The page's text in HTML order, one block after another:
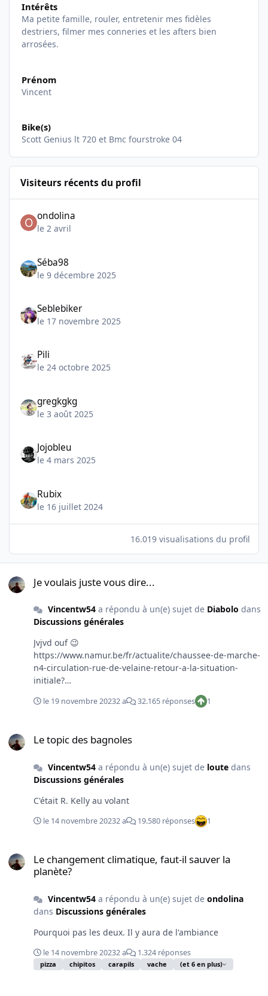
Intérêts
Ma petite famille, rouler, entretenir mes fidèles
destriers, filmer mes conneries et les afters bien
arrosées.
Prénom
Vincent
Bike(s)
Scott Genius lt 720 et Bmc fourstroke 04
Visiteurs récents du profil
ondolina
le 2 avril
Séba98
le 9 décembre 2025
Seblebiker
le 17 novembre 2025
Pili
le 24 octobre 2025
gregkgkg
le 3 août 2025
Jojobleu
le 4 mars 2025
Rubix
le 16 juillet 2024
16.019 visualisations du profil
Je voulais juste vous dire...
Vincentw54a répondu à un(e) sujet de Diabolo dans
Discussions générales
Jvjvd ouf 😉
https://www.namur.be/fr/actualite/chaussee-de-marche-
n4-circulation-rue-de-velaine-retour-a-la-situation-
initiale?
fbclid=IwAR30hVFZfJa2kQy0RDLgJVc99bMT6g4wfA0GFXh
Vb1uI5bZohMwjg6GIjIk
le 19 novembre 20232 a 32.165 réponses 1
Le topic des bagnoles
Vincentw54a répondu à un(e) sujet de loutedans
Discussions générales
C'était R. Kelly au volant
le 14 novembre 20232 a 19.580 réponses 1
Le changement climatique, faut-il sauver la
planète?
Vincentw54a répondu à un(e) sujet de ondolina
dans Discussions générales
Pourquoi pas les deux. Il y aura de l'ambiance
le 14 novembre 20232 a 1.324 réponses
pizza chipitos carapils vache (et 6 en plus)